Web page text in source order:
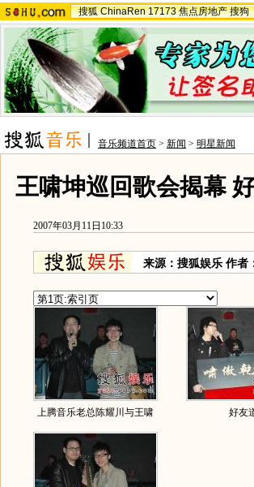
搜狐 ChinaRen 17173 焦点房地产 搜狗
音乐频道首页 > 新闻 > 明星新闻
王啸坤巡回歌会揭幕
2007年03月11日10:33
来源：搜狐娱乐 作者
上腾音乐老总陈耀川与王啸
好友